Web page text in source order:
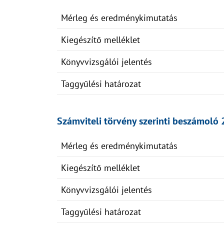
Mérleg és eredménykimutatás
Kiegészítő melléklet
Könyvvizsgálói jelentés
Taggyűlési határozat
Számviteli törvény szerinti beszámoló
Mérleg és eredménykimutatás
Kiegészítő melléklet
Könyvvizsgálói jelentés
Taggyűlési határozat